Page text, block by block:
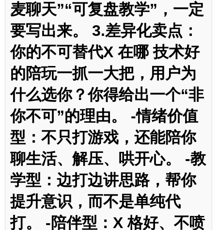
麦聊天”“可复盘教学”，一定
要写出来。 3.差异化卖点：
你的不可替代X 在哪 技术好
的陪玩一抓一大把，用户为
什么选你？你得给出一个“非
你不可”的理由。 -情绪价值
型：不只打游戏，还能陪你
聊生活、解压、哄开心。 -教
学型：边打边讲思路，帮你
提升意识，而不是单纯代
打。 -陪伴型：X 格好、不喷